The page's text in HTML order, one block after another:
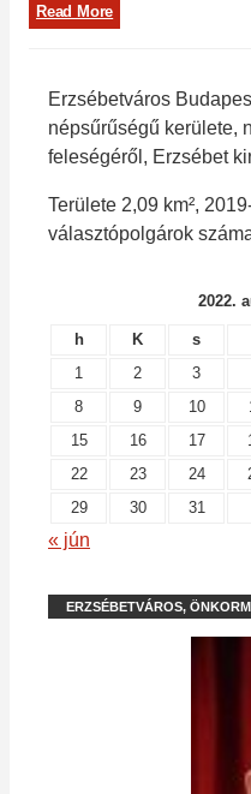
Read More
Erzsébetváros
népsűrűségű kerülete,
feleségéről, Erzsébet
Területe 2,09 km²,
választópolgárok
2022.
h K s
1
2 3
8
9 10
15
16 17
22
23 24
29
30 31
« jún
ERZSÉBETVÁROS,